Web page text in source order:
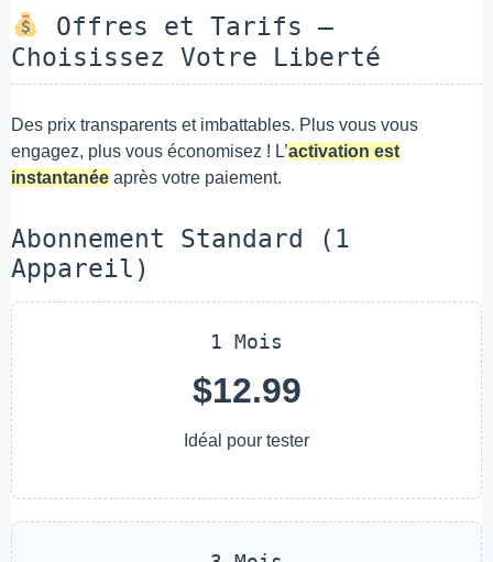
Offres et Tarifs –
Choisissez Votre Liberté
Des prix transparents et imbattables. Plus vous vous
engagez, plus vous économisez ! L’activation est
instantanée après votre paiement.
Abonnement Standard (1
Appareil)
1 Mois
$12.99
Idéal pour tester